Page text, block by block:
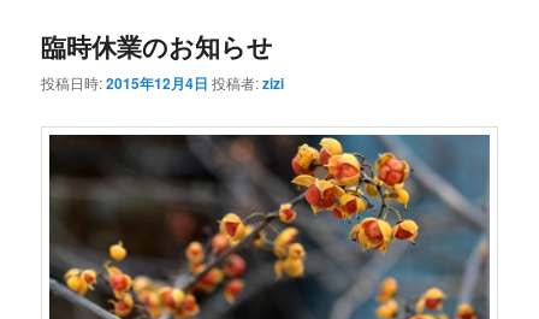
臨時休業のお知らせ
投稿日時:2015年12月4日 投稿者:zizi